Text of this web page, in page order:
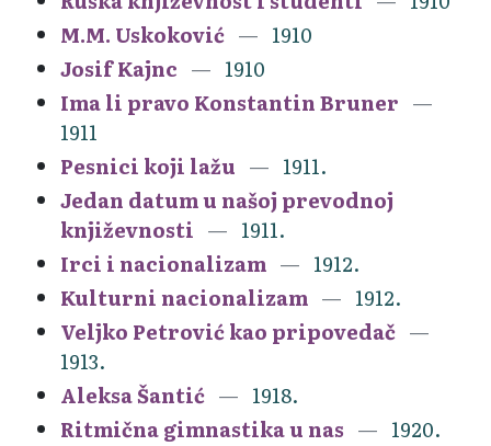
M.M. Uskoković
1910
Josif Kajnc
1910
Ima li pravo Konstantin Bruner
1911
Pesnici koji lažu
1911.
Jedan datum u našoj prevodnoj
književnosti
1911.
Irci i nacionalizam
1912.
Kulturni nacionalizam
1912.
Veljko Petrović kao pripovedač
1913.
Aleksa Šantić
1918.
Ritmična gimnastika u nas
1920.